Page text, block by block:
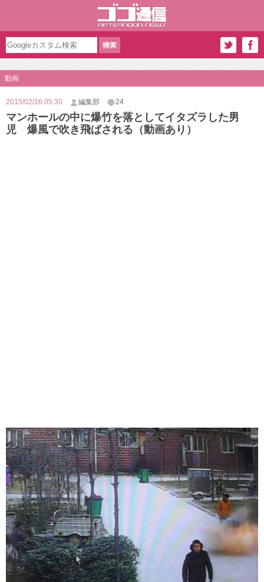
動画
2015/02/16 05:30 編集部 24
マンホールの中に爆竹を落としてイタズラした男
児 爆風で吹き飛ばされる（動画あり）